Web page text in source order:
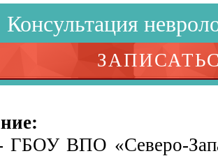
Консультация
ГБОУ ВПО «Северо-